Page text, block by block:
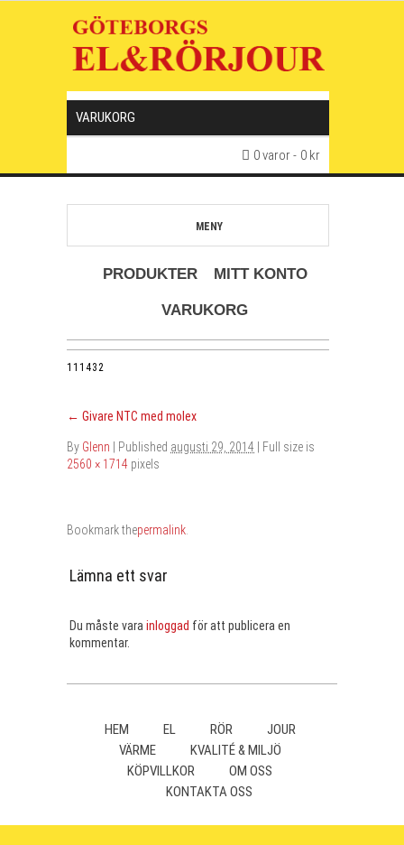
VARUKORG
0 varor 0 kr
MENY
PRODUKTER MITT KONTO
VARUKORG
111432
← Givare NTC med molex
By Glenn Published augusti 29, 2014 | Full size is
2560 × 1714 pixels
Bookmark thepermalink.
Lämna ett svar
Du måste varainloggad för att publicera en
kommentar.
HEM EL RÖR
JOUR
VÄRME
KVALITÉ & MILJÖ
KÖPVILLKOR
OM OSS
KONTAKTA OSS